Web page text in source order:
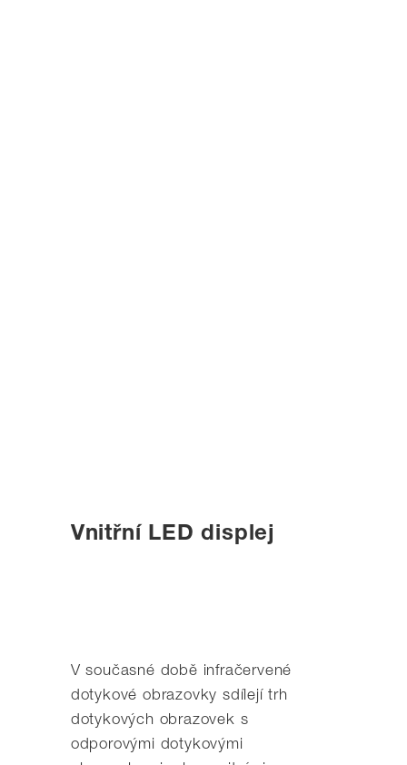
Vnitřní LED displej
V současné době infračervené
dotykové obrazovky sdílejí trh
dotykových obrazovek s
odporovými dotykovými